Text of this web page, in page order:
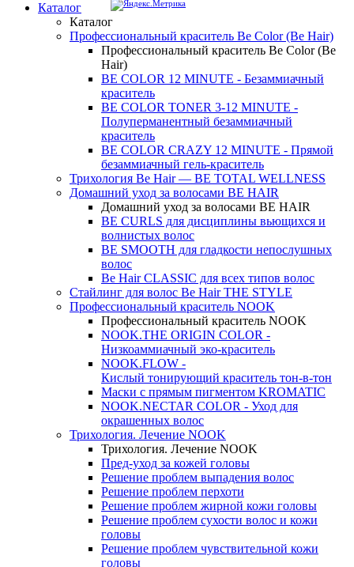
Каталог
Каталог
Профессиональный краситель Be Color (Be Hair)
Профессиональный краситель Be Color (Be
Hair)
BE COLOR 12 MINUTE - Безаммиачный
краситель
BE COLOR TONER 3-12 MINUTE -
Полуперманентный безаммиачный
краситель
BE COLOR CRAZY 12 MINUTE - Прямой
безаммиачный гель-краситель
Трихология Be Hair — BE TOTAL WELLNESS
Домашний уход за волосами BE HAIR
Домашний уход за волосами BE HAIR
BE CURLS для дисциплины вьющихся и
волнистых волос
BE SMOOTH для гладкости непослушных
волос
Be Hair CLASSIC для всех типов волос
Стайлинг для волос Be Hair THE STYLE
Профессиональный краситель NOOK
Профессиональный краситель NOOK
NOOK.THE ORIGIN COLOR -
Низкоаммиачный эко-краситель
NOOK.FLOW -
Кислый тонирующий краситель тон-в-тон
Маски с прямым пигментом KROMATIC
NOOK.NECTAR COLOR - Уход для
окрашенных волос
Трихология. Лечение NOOK
Трихология. Лечение NOOK
Пред-уход за кожей головы
Решение проблем выпадения волос
Решение проблем перхоти
Решение проблем жирной кожи головы
Решение проблем сухости волос и кожи
головы
Решение проблем чувствительной кожи
головы